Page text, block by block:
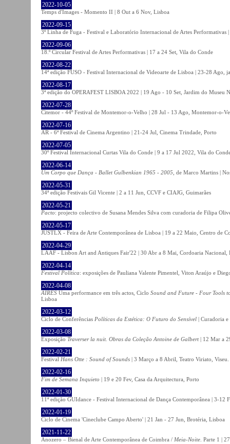
2022-10-05
Temps d'Images - Momento II | 8 Out a 6 Nov, Lisboa
2022-09-15
3º Linha de Fuga - Festival e Laboratório Internacional de Artes Performativas
2022-09-06
18.º Circular Festival de Artes Performativas | 17 a 24 Set, Vila do Conde
2022-08-22
14ª edição FUSO - Festival Internacional de Videoarte de Lisboa | 23-28 Ago,
2022-08-17
3ª edição do OPERAFEST LISBOA 2022 | 19 Ago - 10 Set, Jardim do Museu
2022-07-28
Citemor - 44º Festival de Montemor-o-Velho | 28 Jul - 13 Ago, Montemor-o-
2022-07-16
AR - 6ª Festival de Cinema Argentino | 21-24 Jul, Cinema Trindade, Porto
2022-07-05
30º Festival Internacional Curtas Vila do Conde | 9 a 17 Jul 2022, Vila do
2022-06-14
Um Corpo que Dança - Ballet Gulbenkian 1965 - 2005 , de Marco Martins |
2022-05-31
34ª edição Festivais Gil Vicente | 2 a 11 Jun, CCVF e CIAJG, Guimarães
2022-05-21
Pacto: projecto colectivo de Susana Mendes Silva com curadoria de Filipa
2022-05-17
JUSTLX - Feira de Arte Contemporânea de Lisboa | 19 a 22 Maio, Centro de
2022-04-29
LAAF - Lisbon Art and Antiques Fair'22 | 30 Abr a 8 Mai, Cordoaria Nacional,
2022-04-14
Festival Política: exposições de Pauliana Valente Pimentel, Viton Araújo e
2022-04-08
AIRES Uma performance em três actos, Ciclo Sound and Future - Four Tools
Lisboa
2022-03-12
Ciclo de Conferências Políticas da Estética: O Futuro do Sensível | Curadoria
2022-03-08
Exposição Traverser la nuit. Obras da Coleção Antoine de Galbert | 12 Mar a
2022-02-21
Festival Hans Otte : Sound of Sounds | 3 Março a 8 Abril, Teatro Viriato, Viseu.
2022-02-16
Fim de Semana Inquieto | 19 e 20 Fev, Casa da Arquitectura, Porto
2022-01-30
11ª edição GUIdance - Festival Internacional de Dança Contemporânea | 3-12
2022-01-19
Ciclo de Cinema 'Cineclube Campo Aberto' | 21 Jan - 27 Jun, Brotéria, Lisboa
2021-11-22
Anozero – Bienal de Arte Contemporânea de Coimbra / Meia-Noite . Parte 1 |